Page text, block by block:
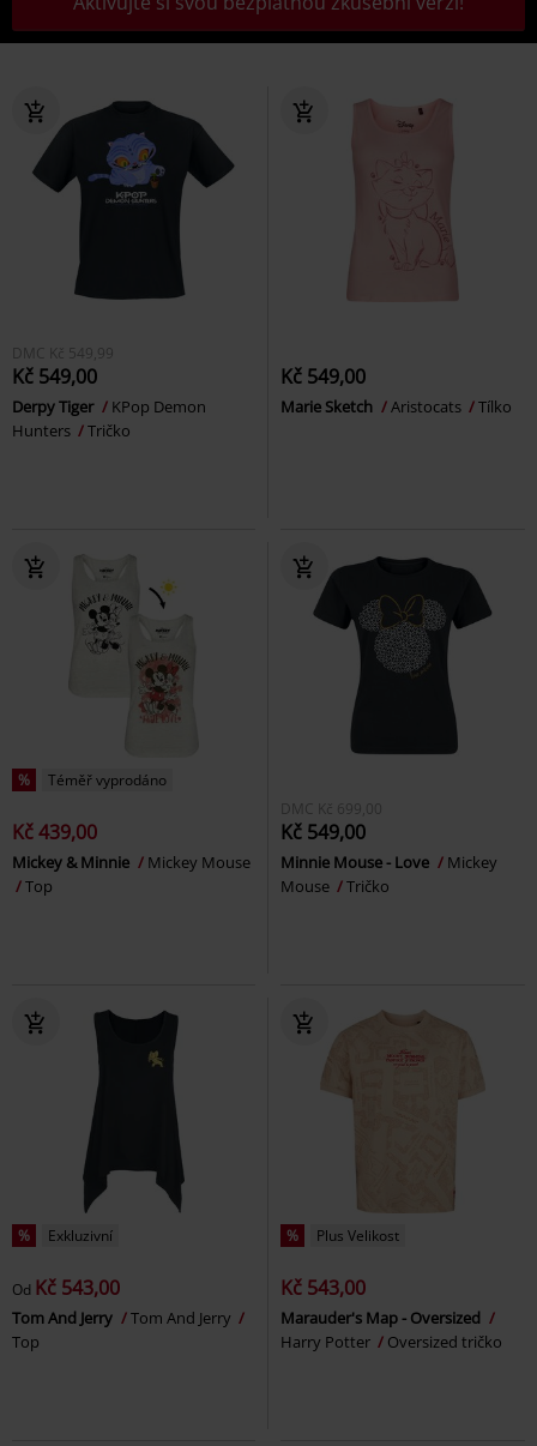
DMC Kč 549,99
Kč 549,00
Derpy Tiger
KPop Demon
Hunters
Tričko
Kč 549,00
Marie Sketch Aristocats Tílko
% Téměř vyprodáno
Kč 439,00
Mickey & Minnie
Mickey Mouse
Top
DMC Kč 699,00
Kč 549,00
Minnie Mouse - Love
Mickey
Mouse
Tričko
% Exkluzivní
Od Kč 543,00
Tom And Jerry
Tom And Jerry
Top
% Plus Velikost
Kč 543,00
Marauder's Map - Oversized
Harry Potter
Oversized tričko